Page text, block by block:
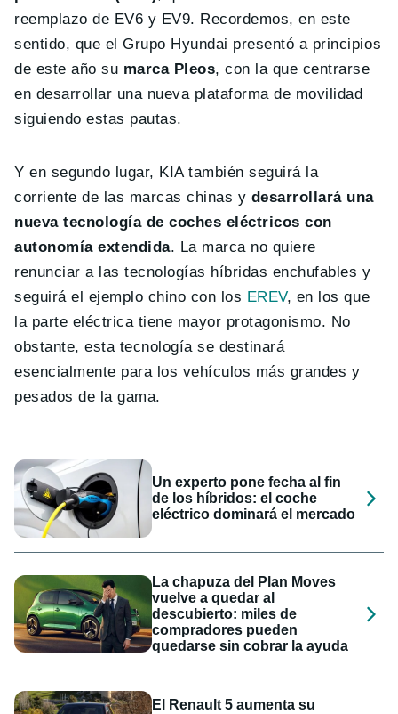
reemplazo de EV6 y EV9. Recordemos, en este
sentido, que el Grupo Hyundai presentó a principios
de este año su marca Pleos, con la que centrarse
en desarrollar una nueva plataforma de movilidad
siguiendo estas pautas.
Y en segundo lugar, KIA también seguirá la
corriente de las marcas chinas y desarrollará una
nueva tecnología de coches eléctricos con
autonomía extendida. La marca no quiere
renunciar a las tecnologías híbridas enchufables y
seguirá el ejemplo chino con los EREV, en los que
la parte eléctrica tiene mayor protagonismo. No
obstante, esta tecnología se destinará
esencialmente para los vehículos más grandes y
pesados de la gama.
Un experto pone fecha al fin
de los híbridos: el coche
eléctrico dominará el mercado
La chapuza del Plan Moves
vuelve a quedar al
descubierto: miles de
compradores pueden
quedarse sin cobrar la ayuda
El Renault 5 aumenta su